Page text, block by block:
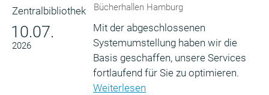
10.07.
2026
Bücherhallen Hamburg
Mit der abgeschlossenen
Systemumstellung haben wir die
Basis geschaffen, unsere Services
fortlaufend für Sie zu optimieren.
Weiterlesen